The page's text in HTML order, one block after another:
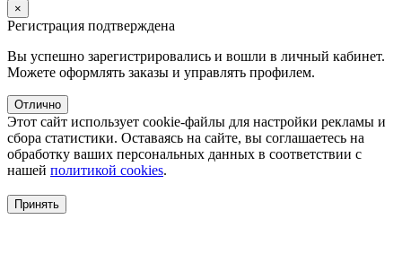
×
Регистрация подтверждена
Вы успешно зарегистрировались и вошли в личный кабинет.
Можете оформлять заказы и управлять профилем.
Отлично
Этот сайт использует cookie-файлы для настройки рекламы и
сбора статистики. Оставаясь на сайте, вы соглашаетесь на
обработку ваших персональных данных в соответствии с
нашей политикой cookies.
Принять